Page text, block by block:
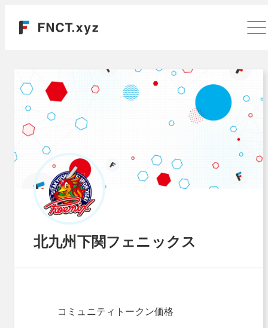
北九州下関フェニックス
コミュニティトークン価格